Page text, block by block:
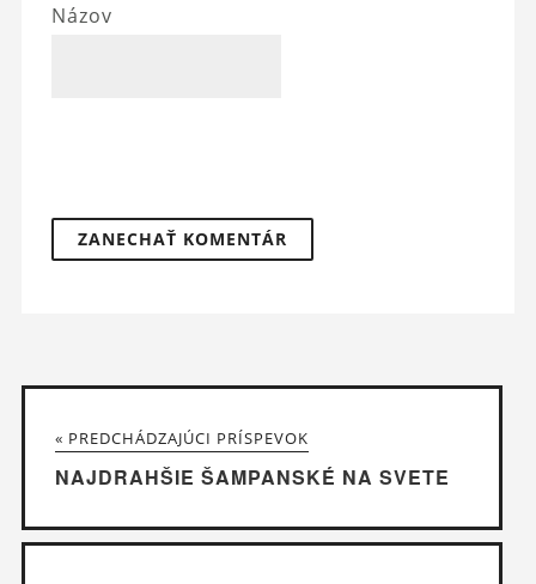
Názov
« PREDCHÁDZAJÚCI PRÍSPEVOK
NAJDRAHŠIE ŠAMPANSKÉ NA SVETE